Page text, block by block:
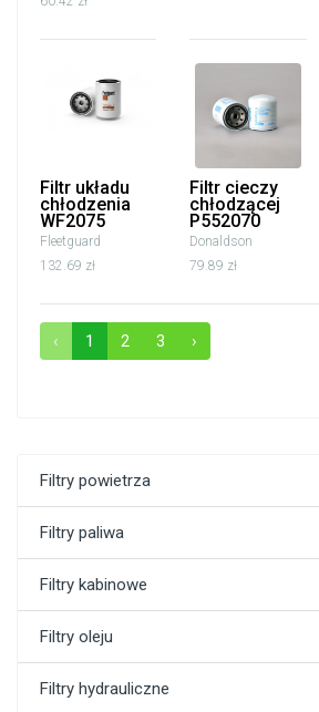
Filtry powietrza
Filtry paliwa
Filtry kabinowe
Filtry oleju
Filtry hydrauliczne
Filtr układu
chłodzenia
WF2075
Fleetguard
132.69 zł
Filtr cieczy
chłodzącej
P552070
Donaldson
79.89 zł
‹ 1 2 3 ›